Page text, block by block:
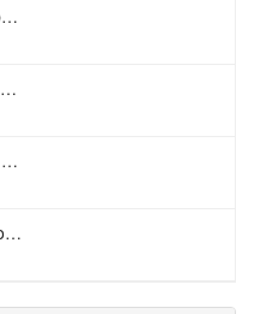
Achille Lauro – Amore Disperato
Tananai, Annalisa – STORIE BREVI
All I Want For Christmas Is You – Mariah Carey
Come Nelle Favole – Vasco Rossi